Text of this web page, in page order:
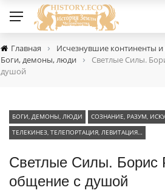
Главная › Исчезнувшие континенты
Боги, демоны, люди ›
Светлые Силы.
душой
БОГИ, ДЕМОНЫ, ЛЮДИ
СОЗНАНИЕ, РАЗУМ,
ТЕЛЕКИНЕЗ, ТЕЛЕПОРТАЦИЯ, ЛЕВИТАЦИЯ…
Светлые Силы. Борис
общение с душой